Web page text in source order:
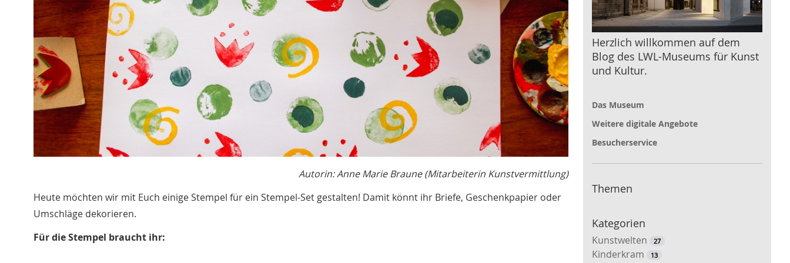
Autorin: Anne Marie Braune (Mitarbeiterin Kunstvermittlung)
Heute möchten wir mit Euch einige Stempel für ein Stempel-Set gestalten! Damit könnt ihr Briefe, Geschenkpapier oder
Umschläge dekorieren.
Für die Stempel braucht ihr:
Herzlich willkommen auf dem
Blog des LWL-Museums für Kunst
und Kultur.
Das Museum
Weitere digitale Angebote
Besucherservice
Themen
Kategorien
Kunstwelten 27
Kinderkram 13